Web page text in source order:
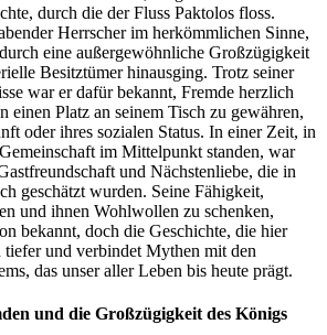
durch die der Fluss Paktolos floss.
Herrscher im herkömmlichen Sinne,
eine außergewöhnliche Großzügigkeit
Besitztümer hinausging. Trotz seiner
war er dafür bekannt, Fremde herzlich
einen Platz an seinem Tisch zu gewähren,
oder ihres sozialen Status. In einer Zeit, in
im Mittelpunkt standen, war
und Nächstenliebe, die in
geschätzt wurden. Seine Fähigkeit,
und ihnen Wohlwollen zu schenken,
bekannt, doch die Geschichte, die hier
und verbindet Mythen mit den
das unser aller Leben bis heute prägt.
und die Großzügigkeit des Königs